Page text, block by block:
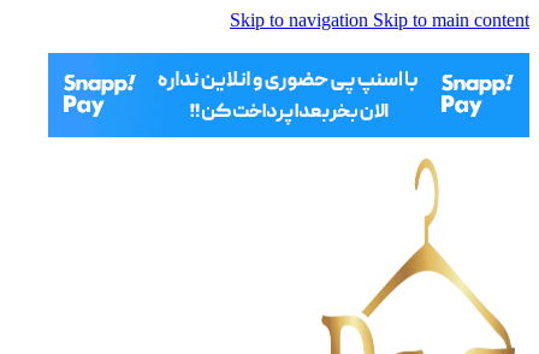
Skip to navigation Skip to main content